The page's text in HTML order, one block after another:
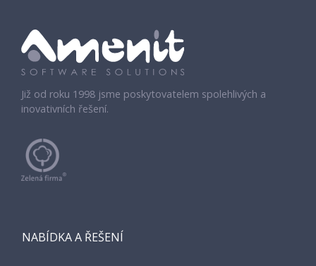
Již od roku 1998 jsme poskytovatelem spolehlivých a
inovativních řešení.
NABÍDKA A ŘEŠENÍ